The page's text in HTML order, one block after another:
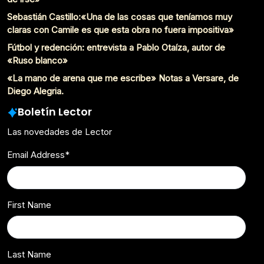
Sebastián Castillo:«Una de las cosas que teníamos muy
claras con Camile es que esta obra no fuera impositiva»
Fútbol y redención: entrevista a Pablo Otaíza, autor de
«Ruso blanco»
«La mano de arena que me escribe» Notas a Versare, de
Diego Alegria.
Boletín Lector
Las novedades de Lector
Email Address*
First Name
Last Name